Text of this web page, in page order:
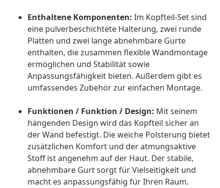
Enthaltene Komponenten: Im Kopfteil-Set sind
eine pulverbeschichtete Halterung, zwei runde
Platten und zwei lange abnehmbare Gurte
enthalten, die zusammen flexible Wandmontage
ermöglichen und Stabilität sowie
Anpassungsfähigkeit bieten. Außerdem gibt es
umfassendes Zubehör zur einfachen Montage.
Funktionen / Funktion / Design: Mit seinem
hängenden Design wird das Kopfteil sicher an
der Wand befestigt. Die weiche Polsterung bietet
zusätzlichen Komfort und der atmungsaktive
Stoff ist angenehm auf der Haut. Der stabile,
abnehmbare Gurt sorgt für Vielseitigkeit und
macht es anpassungsfähig für Ihren Raum.